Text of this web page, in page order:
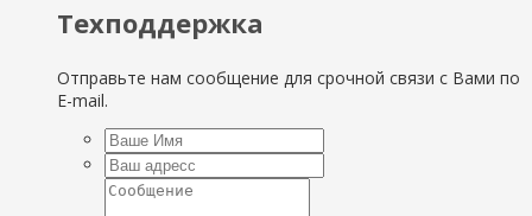
Техподдержка
Отправьте нам сообщение для срочной связи с Вами по
E-mail.